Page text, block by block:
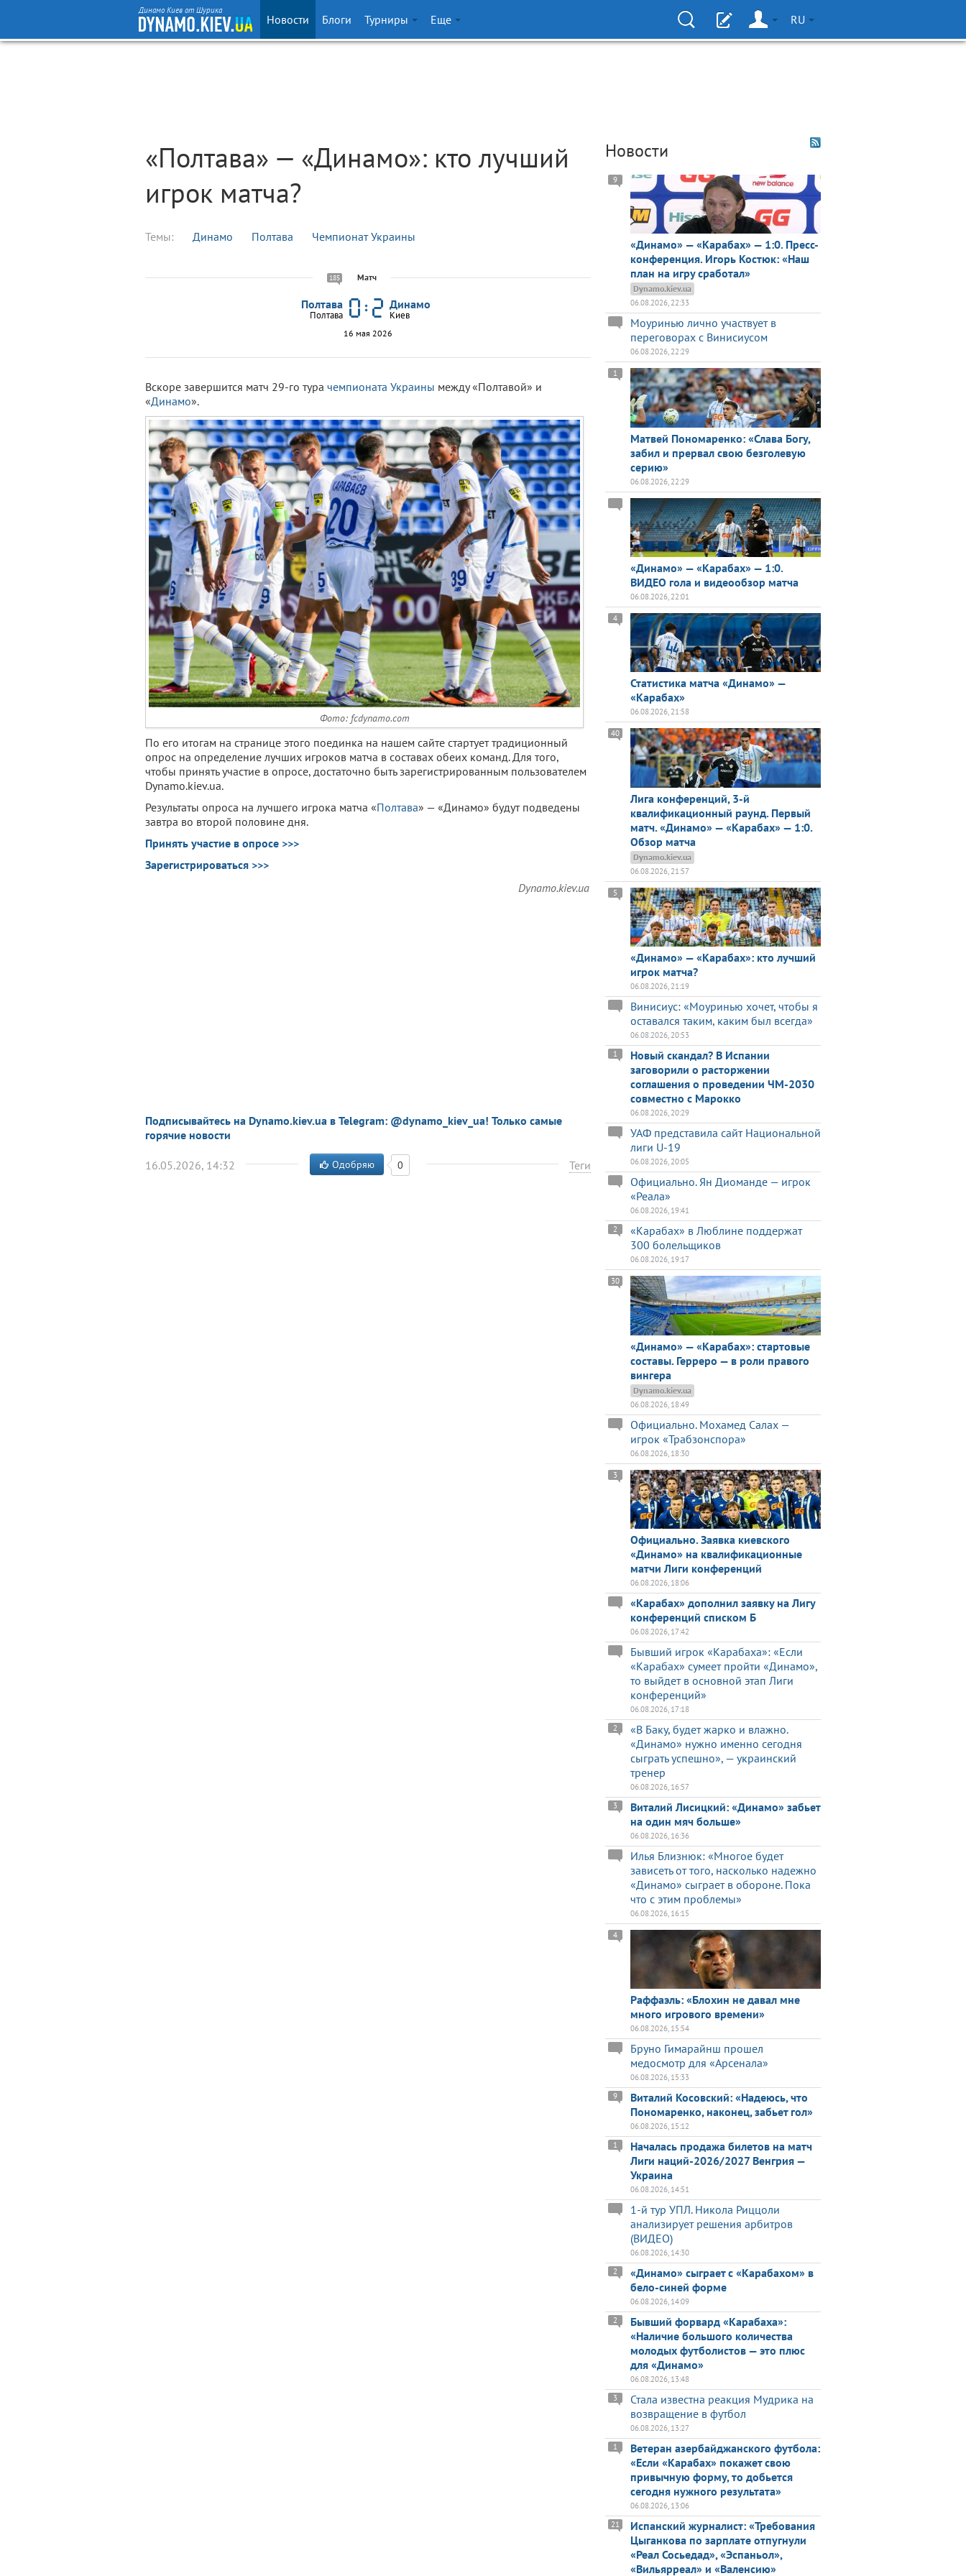
Динамо Киев от Шурика
Новости Блоги Турниры Еще RU
«Полтава» — «Динамо»: кто лучший
игрок матча?
Темы: Динамо Полтава Чемпионат Украины
185 Матч
Полтава
Полтава
Динамо
Киев
16 мая 2026
Вскоре завершится матч 29-го тура чемпионата Украины между «Полтавой» и
«Динамо».
Фото: fcdynamo.com
По его итогам на странице этого поединка на нашем сайте стартует традиционный
опрос на определение лучших игроков матча в составах обеих команд. Для того,
чтобы принять участие в опросе, достаточно быть зарегистрированным пользователем
Dynamo.kiev.ua.
Результаты опроса на лучшего игрока матча «Полтава» — «Динамо» будут подведены
завтра во второй половине дня.
Принять участие в опросе >>>
Зарегистрироваться >>>
Dynamo.kiev.ua
Подписывайтесь на Dynamo.kiev.ua в Telegram: @dynamo_kiev_ua! Только самые
горячие новости
16.05.2026, 14:32 Теги
Одобряю 0
Новости
«Динамо» — «Карабах» — 1:0. Пресс-
конференция. Игорь Костюк: «Наш
план на игру сработал»
9
Dynamo.kiev.ua
06.08.2026, 22:33
Моуринью лично участвует в
переговорах с Винисиусом
06.08.2026, 22:29
Матвей Пономаренко: «Слава Богу,
забил и прервал свою безголевую
серию»
1
06.08.2026, 22:29
«Динамо» — «Карабах» — 1:0.
ВИДЕО гола и видеообзор матча
06.08.2026, 22:01
Статистика матча «Динамо» —
«Карабах»
4
06.08.2026, 21:58
Лига конференций, 3-й
квалификационный раунд. Первый
матч. «Динамо» — «Карабах» — 1:0.
Обзор матча
40
Dynamo.kiev.ua
06.08.2026, 21:57
«Динамо» — «Карабах»: кто лучший
игрок матча?
5
06.08.2026, 21:19
Винисиус: «Моуринью хочет, чтобы я
оставался таким, каким был всегда»
06.08.2026, 20:53
Новый скандал? В Испании
заговорили о расторжении
соглашения о проведении ЧМ-2030
совместно с Марокко
1
06.08.2026, 20:29
УАФ представила сайт Национальной
лиги U-19
06.08.2026, 20:05
Официально. Ян Диоманде — игрок
«Реала»
06.08.2026, 19:41
«Карабах» в Люблине поддержат
300 болельщиков
2
06.08.2026, 19:17
«Динамо» — «Карабах»: стартовые
составы. Герреро — в роли правого
вингера
30
Dynamo.kiev.ua
06.08.2026, 18:49
Официально. Мохамед Салах —
игрок «Трабзонспора»
06.08.2026, 18:30
Официально. Заявка киевского
«Динамо» на квалификационные
матчи Лиги конференций
3
06.08.2026, 18:06
«Карабах» дополнил заявку на Лигу
конференций списком Б
06.08.2026, 17:42
Бывший игрок «Карабаха»: «Если
«Карабах» сумеет пройти «Динамо»,
то выйдет в основной этап Лиги
конференций»
06.08.2026, 17:18
«В Баку, будет жарко и влажно.
«Динамо» нужно именно сегодня
сыграть успешно», — украинский
тренер
2
06.08.2026, 16:57
Виталий Лисицкий: «Динамо» забьет
на один мяч больше»
3
06.08.2026, 16:36
Илья Близнюк: «Многое будет
зависеть от того, насколько надежно
«Динамо» сыграет в обороне. Пока
что с этим проблемы»
06.08.2026, 16:15
Раффаэль: «Блохин не давал мне
много игрового времени»
4
06.08.2026, 15:54
Бруно Гимарайнш прошел
медосмотр для «Арсенала»
06.08.2026, 15:33
Виталий Косовский: «Надеюсь, что
Пономаренко, наконец, забьет гол»
9
06.08.2026, 15:12
Началась продажа билетов на матч
Лиги наций-2026/2027 Венгрия —
Украина
1
06.08.2026, 14:51
1-й тур УПЛ. Никола Риццоли
анализирует решения арбитров
(ВИДЕО)
06.08.2026, 14:30
«Динамо» сыграет с «Карабахом» в
бело-синей форме
2
06.08.2026, 14:09
Бывший форвард «Карабаха»:
«Наличие большого количества
молодых футболистов — это плюс
для «Динамо»
2
06.08.2026, 13:48
Стала известна реакция Мудрика на
возвращение в футбол
3
06.08.2026, 13:27
Ветеран азербайджанского футбола:
«Если «Карабах» покажет свою
привычную форму, то добьется
сегодня нужного результата»
1
06.08.2026, 13:06
Испанский журналист: «Требования
Цыганкова по зарплате отпугнули
«Реал Сосьедад», «Эспаньол»,
«Вильярреал» и «Валенсию»
21